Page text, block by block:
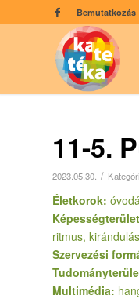
Bemutatkozás
11-5.
2023.05.30. /
Életkorok:
ritmus,
Szervezési
Multimédia: